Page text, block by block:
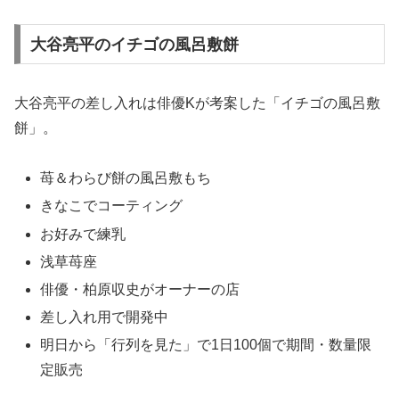
大谷亮平のイチゴの風呂敷餅
大谷亮平の差し入れは俳優Kが考案した「イチゴの風呂敷
餅」。
苺＆わらび餅の風呂敷もち
きなこでコーティング
お好みで練乳
浅草苺座
俳優・柏原収史がオーナーの店
差し入れ用で開発中
明日から「行列を見た」で1日100個で期間・数量限
定販売